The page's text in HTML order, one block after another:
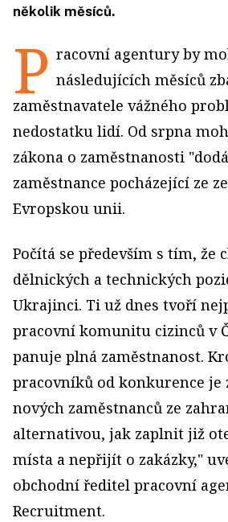
několik měsíců.
P racovní agentury by
následujících měsíců
zaměstnavatele vážného
nedostatku lidí. Od srpna
zákona o zaměstnanosti
zaměstnance pocházející ze
Evropskou unii.
Počítá se především s tím, že
dělnických a technických
Ukrajinci. Ti už dnes tvoří
pracovní komunitu cizinců v
panuje plná zaměstnanost.
pracovníků od konkurence je
nových zaměstnanců ze
alternativou, jak zaplnit již
místa a nepřijít o zakázky,"
obchodní ředitel pracovní
Recruitment.